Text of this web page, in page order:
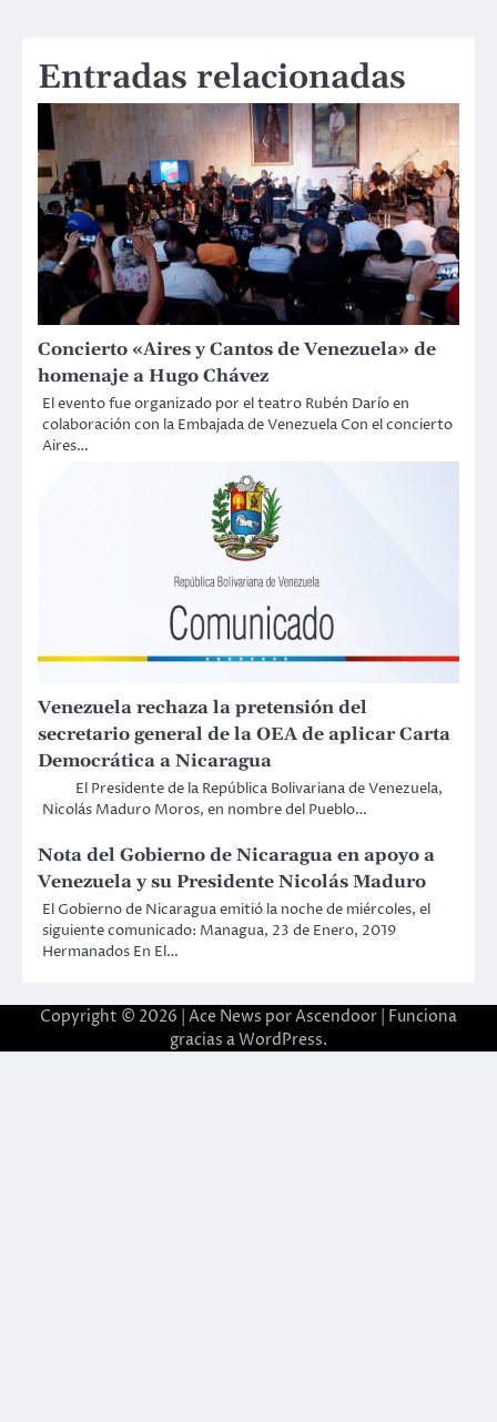
Entradas relacionadas
Concierto «Aires y Cantos de Venezuela» de
homenaje a Hugo Chávez
El evento fue organizado por el teatro Rubén Darío en
colaboración con la Embajada de Venezuela Con el concierto
Aires…
Venezuela rechaza la pretensión del
secretario general de la OEA de aplicar Carta
Democrática a Nicaragua
El Presidente de la República Bolivariana de Venezuela,
Nicolás Maduro Moros, en nombre del Pueblo…
Nota del Gobierno de Nicaragua en apoyo a
Venezuela y su Presidente Nicolás Maduro
El Gobierno de Nicaragua emitió la noche de miércoles, el
siguiente comunicado: Managua, 23 de Enero, 2019
Hermanados En El…
Copyright © 2026 | Ace News porAscendoor | Funciona
gracias aWordPress.